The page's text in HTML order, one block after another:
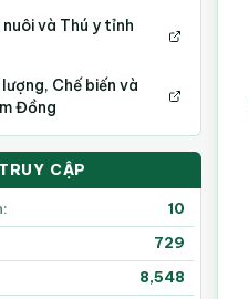
và Thú y tỉnh
Chế biến và
Đồng
CẬP
10
729
8,548